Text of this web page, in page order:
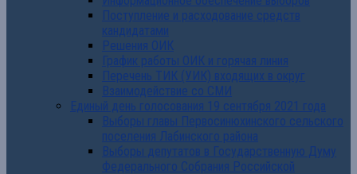
Поступление и расходование средств
кандидатами
Решения ОИК
График работы ОИК и горячая линия
Перечень ТИК (УИК) входящих в округ
Взаимодействие со СМИ
Единый день голосования 19 сентября 2021 года
Выборы главы Первосинюхинского сельского
поселения Лабинского района
Выборы депутатов в Государственную Думу
Федерального Собрания Российской